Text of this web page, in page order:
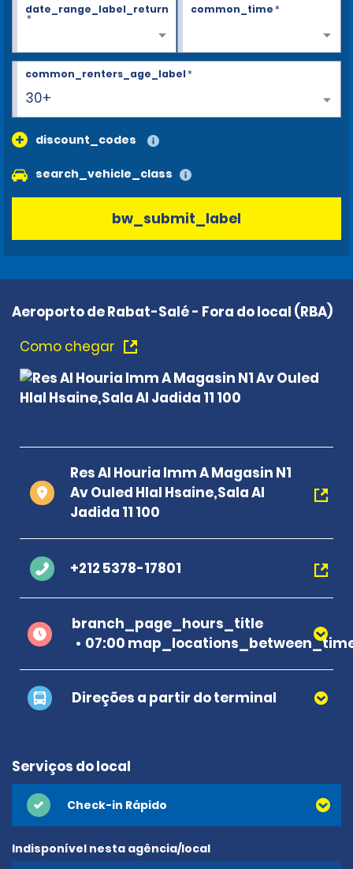
date_range_label_return
*
common_time*
30+
common_renters_age_label*
discount_codes
search_vehicle_class
bw_submit_label
Aeroporto de Rabat-Salé - Fora do local (RBA)
Como chegar
Res Al Houria Imm A Magasin N1
Av Ouled Hlal Hsaine,Sala Al
Jadida 11 100
+212 5378-17801
branch_page_hours_title
07:00
Direções a partir do terminal
Serviços do local
Check-in Rápido
Indisponível nesta agência/local